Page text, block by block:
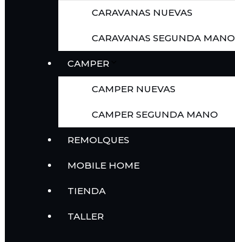
CARAVANAS NUEVAS
CARAVANAS SEGUNDA MANO
CAMPER
CAMPER NUEVAS
CAMPER SEGUNDA MANO
REMOLQUES
MOBILE HOME
TIENDA
TALLER